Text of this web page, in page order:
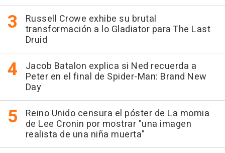
Russell Crowe exhibe su brutal
transformación a lo Gladiator para The Last
Druid
Jacob Batalon explica si Ned recuerda a
Peter en el final de Spider-Man: Brand New
Day
Reino Unido censura el póster de La momia
de Lee Cronin por mostrar "una imagen
realista de una niña muerta"